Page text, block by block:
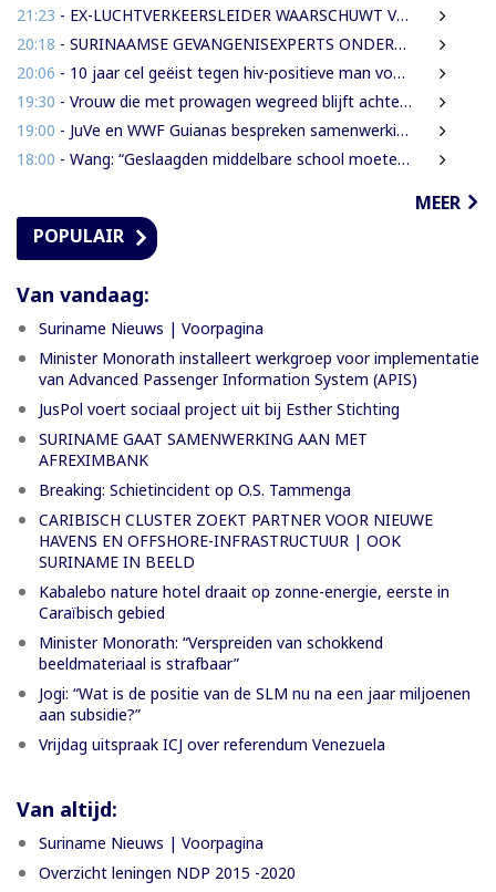
21:23 - EX-LUCHTVERKEERSLEIDER WAARSCHUWT VOOR RISICO’S VLIEGVEILIGHEID
20:18 - SURINAAMSE GEVANGENISEXPERTS ONDERSTEUNEN JEUGDINRICHTING CURAÇAO
20:06 - 10 jaar cel geëist tegen hiv-positieve man voor vrijheidsberoving, mishandeling en verkrachting van sekswerkster
19:30 - Vrouw die met prowagen wegreed blijft achter tralies
19:00 - JuVe en WWF Guianas bespreken samenwerking rond natuurbescherming
18:00 - Wang: “Geslaagden middelbare school moeten 450 SRD betalen om diploma te ontvangen”
MEER
POPULAIR
Van vandaag:
Suriname Nieuws | Voorpagina
Minister Monorath installeert werkgroep voor implementatie
van Advanced Passenger Information System (APIS)
JusPol voert sociaal project uit bij Esther Stichting
SURINAME GAAT SAMENWERKING AAN MET
AFREXIMBANK
Breaking: Schietincident op O.S. Tammenga
CARIBISCH CLUSTER ZOEKT PARTNER VOOR NIEUWE
HAVENS EN OFFSHORE-INFRASTRUCTUUR | OOK
SURINAME IN BEELD
Kabalebo nature hotel draait op zonne-energie, eerste in
Caraïbisch gebied
Minister Monorath: “Verspreiden van schokkend
beeldmateriaal is strafbaar”
Jogi: “Wat is de positie van de SLM nu na een jaar miljoenen
aan subsidie?”
Vrijdag uitspraak ICJ over referendum Venezuela
Van altijd:
Suriname Nieuws | Voorpagina
Overzicht leningen NDP 2015 -2020